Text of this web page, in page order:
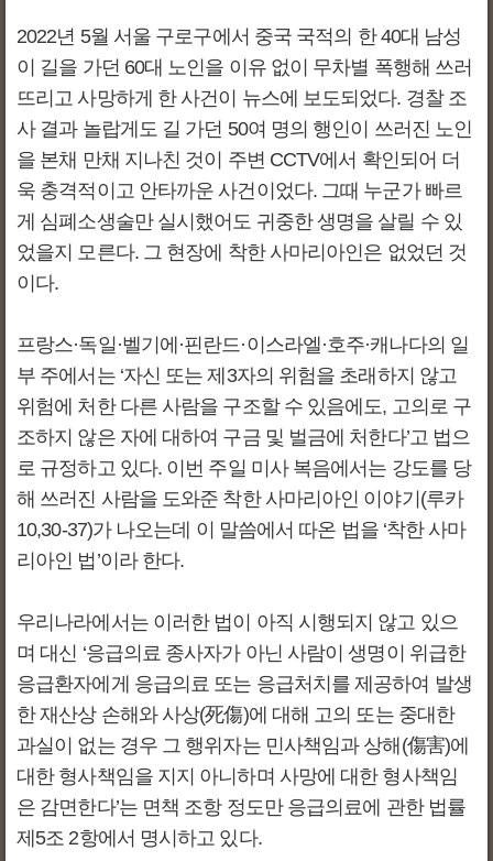
2022년 5월 서울 구로구에서 중국 국적의 한 40대 남성
이 길을 가던 60대 노인을 이유 없이 무차별 폭행해 쓰러
뜨리고 사망하게 한 사건이 뉴스에 보도되었다. 경찰 조
사 결과 놀랍게도 길 가던 50여 명의 행인이 쓰러진 노인
을 본채 만채 지나친 것이 주변 CCTV에서 확인되어 더
욱 충격적이고 안타까운 사건이었다. 그때 누군가 빠르
게 심폐소생술만 실시했어도 귀중한 생명을 살릴 수 있
었을지 모른다. 그 현장에 착한 사마리아인은 없었던 것
이다.
프랑스·독일·벨기에·핀란드·이스라엘·호주·캐나다의 일
부 주에서는 ‘자신 또는 제3자의 위험을 초래하지 않고
위험에 처한 다른 사람을 구조할 수 있음에도, 고의로 구
조하지 않은 자에 대하여 구금 및 벌금에 처한다’고 법으
로 규정하고 있다. 이번 주일 미사 복음에서는 강도를 당
해 쓰러진 사람을 도와준 착한 사마리아인 이야기(루카
10,30-37)가 나오는데 이 말씀에서 따온 법을 ‘착한 사마
리아인 법’이라 한다.
우리나라에서는 이러한 법이 아직 시행되지 않고 있으
며 대신 ‘응급의료 종사자가 아닌 사람이 생명이 위급한
응급환자에게 응급의료 또는 응급처치를 제공하여 발생
한 재산상 손해와 사상(死傷)에 대해 고의 또는 중대한
과실이 없는 경우 그 행위자는 민사책임과 상해(傷害)에
대한 형사책임을 지지 아니하며 사망에 대한 형사책임
은 감면한다’는 면책 조항 정도만 응급의료에 관한 법률
제5조 2항에서 명시하고 있다.